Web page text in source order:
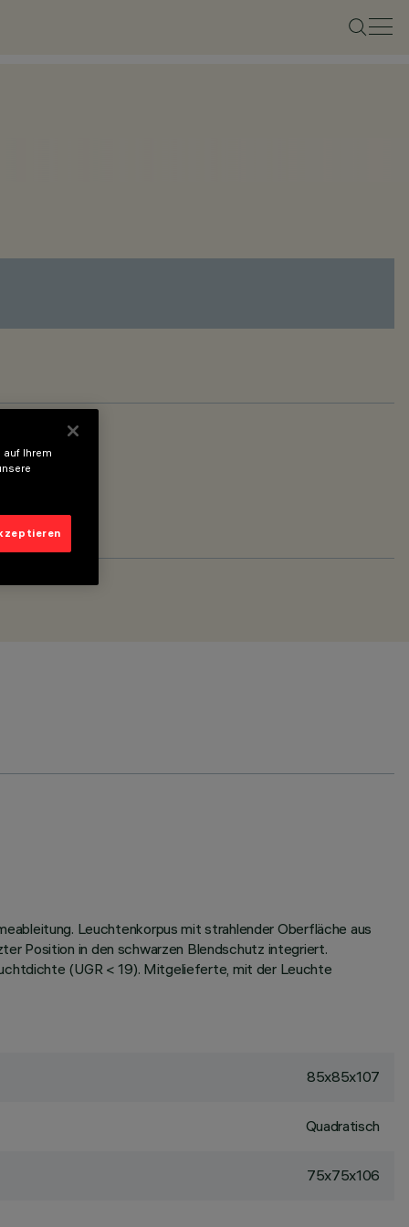
Leuchtenkorpus mit strahlender Oberfläche aus
Position in den schwarzen Blendschutz integriert.
(UGR < 19). Mitgelieferte, mit der Leuchte
85x85x107
Quadratisch
75x75x106
auf Ihrem